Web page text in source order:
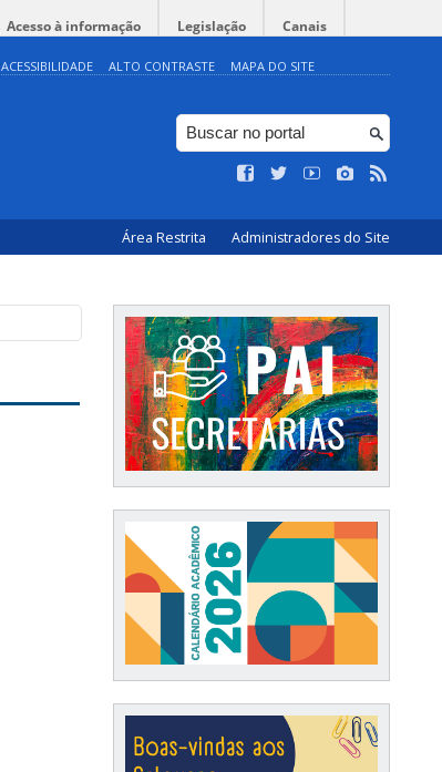
Acesso à informação Legislação Canais
ACESSIBILIDADE ALTO CONTRASTE MAPA DO SITE
Área Restrita Administradores do Site